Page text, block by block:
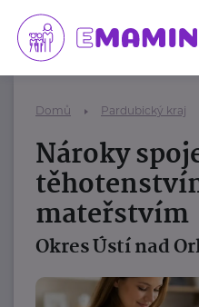
Domů Pardubický kraj
Nároky
mateřstvím
Okres Ústí nad